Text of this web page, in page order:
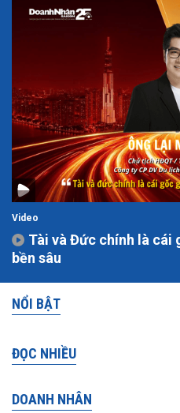
Video
Tài và Đức chính là cái
bền sâu
NỔI BẬT
ĐỌC NHIỀU
DOANH NHÂN